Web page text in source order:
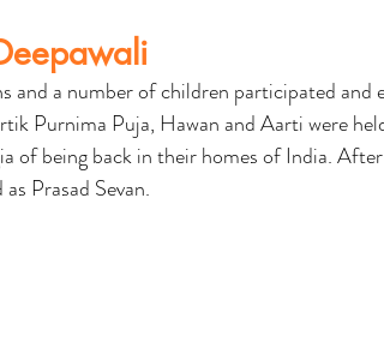
and a number of children participated and
Purnima Puja, Hawan and Aarti were
of being back in their homes of India.
Prasad Sevan.